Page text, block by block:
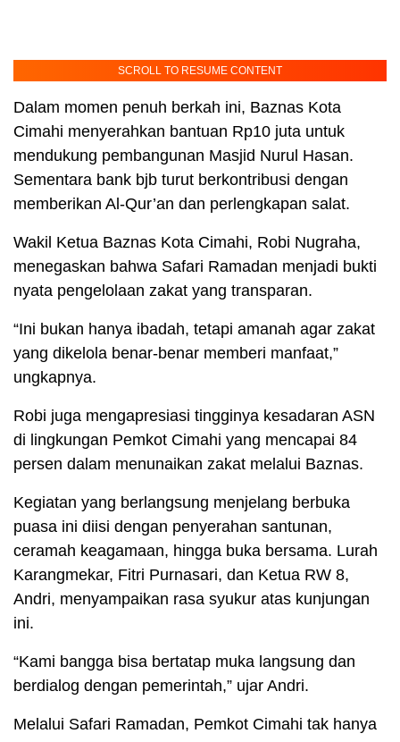
SCROLL TO RESUME CONTENT
Dalam momen penuh berkah ini, Baznas Kota
Cimahi menyerahkan bantuan Rp10 juta untuk
mendukung pembangunan Masjid Nurul Hasan.
Sementara bank bjb turut berkontribusi dengan
memberikan Al-Qur’an dan perlengkapan salat.
Wakil Ketua Baznas Kota Cimahi, Robi Nugraha,
menegaskan bahwa Safari Ramadan menjadi bukti
nyata pengelolaan zakat yang transparan.
“Ini bukan hanya ibadah, tetapi amanah agar zakat
yang dikelola benar-benar memberi manfaat,”
ungkapnya.
Robi juga mengapresiasi tingginya kesadaran ASN
di lingkungan Pemkot Cimahi yang mencapai 84
persen dalam menunaikan zakat melalui Baznas.
Kegiatan yang berlangsung menjelang berbuka
puasa ini diisi dengan penyerahan santunan,
ceramah keagamaan, hingga buka bersama. Lurah
Karangmekar, Fitri Purnasari, dan Ketua RW 8,
Andri, menyampaikan rasa syukur atas kunjungan
ini.
“Kami bangga bisa bertatap muka langsung dan
berdialog dengan pemerintah,” ujar Andri.
Melalui Safari Ramadan, Pemkot Cimahi tak hanya